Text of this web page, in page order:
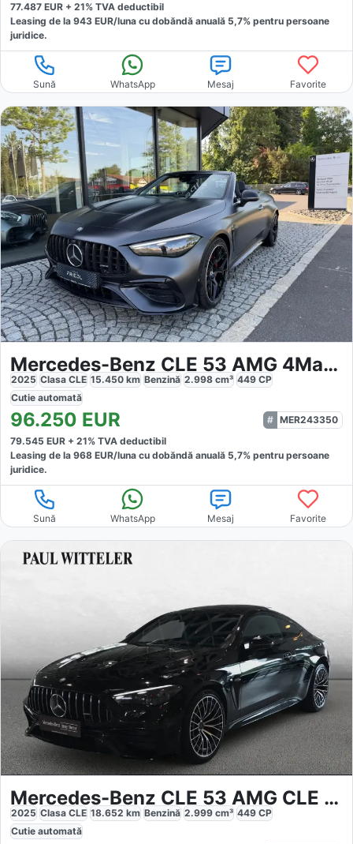
77.487 EUR + 21% TVA deductibil
Leasing de la 943 EUR/luna cu dobăndă anuală 5,7% pentru persoane
juridice.
Sună WhatsApp Mesaj Favorite
Mercedes-Benz CLE 53 AMG 4Matic Performance
2025 Clasa CLE 15.450 km Benzină 2.998 cm³ 449 CP
Cutie automată
96.250 EUR
MER243350
79.545 EUR + 21% TVA deductibil
Leasing de la 968 EUR/luna cu dobăndă anuală 5,7% pentru persoane
juridice.
Sună WhatsApp Mesaj Favorite
Mercedes-Benz CLE 53 AMG CLE 53 4MATIC
2025 Clasa CLE 18.652 km Benzină 2.999 cm³ 449 CP
Cutie automată